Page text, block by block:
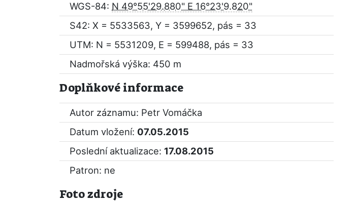
WGS-84: N 49°55'29.880" E 16°23'9.820"
S42: X = 5533563, Y = 3599652, pás = 33
UTM: N = 5531209, E = 599488, pás = 33
Nadmořská výška: 450 m
Doplňkové informace
Autor záznamu: Petr Vomáčka
Datum vložení: 07.05.2015
Poslední aktualizace: 17.08.2015
Patron: ne
Foto zdroje